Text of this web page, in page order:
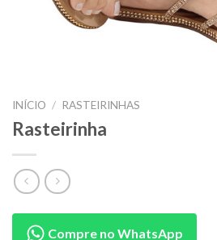
INÍCIO / RASTEIRINHAS
Rasteirinha
Compre no WhatsApp